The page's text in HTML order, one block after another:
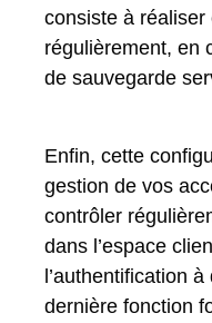
consiste à
régulièrement, en
de sauvegarde
Enfin, cette
gestion de vos
contrôler
dans l’espace
l’authentification
dernière fonction